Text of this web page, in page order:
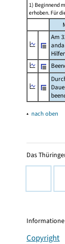
1) Beginnend
erhoben. Für
Am
▴ nach oben
Das
Copyright